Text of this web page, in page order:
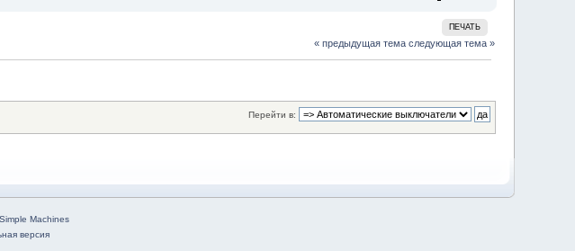
ПЕЧАТЬ
« предыдущая тема следующая тема »
Перейти в:
Simple Machines
версия